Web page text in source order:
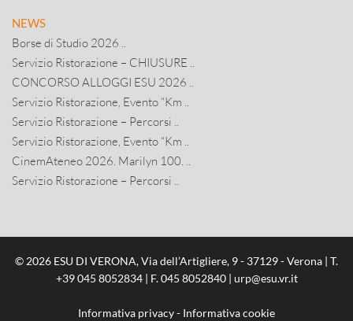
NEWS
Borse di Studio 2026 ..
Servizio Ristorazione – CHIUSURE ..
CONCORSO ALLOGGI ESU 2026 ..
Servizio Ristorazione, Evento “Km ..
Servizio Ristorazione – Percorsi ..
Servizio Ristorazione, Evento “Km ..
CinemAteneo 2026. Marilyn 100. ..
Servizio Ristorazione – Percorsi ..
© 2026 ESU DI VERONA, Via dell’Artigliere, 9 - 37129 - Verona | T.
+39 045 8052834| F. 045 8052840 | urp@esu.vr.it
Informativa privacy- Informativa cookie